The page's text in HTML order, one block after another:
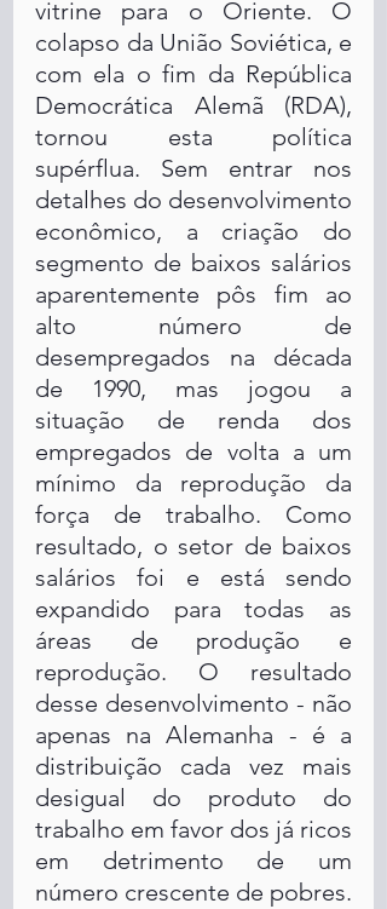
vitrine para o Oriente. O
colapso da União Soviética, e
com ela o fim da República
Democrática Alemã (RDA),
tornou esta política
supérflua. Sem entrar nos
detalhes do desenvolvimento
econômico, a criação do
segmento de baixos salários
aparentemente pôs fim ao
alto número de
desempregados na década
de 1990, mas jogou a
situação de renda dos
empregados de volta a um
mínimo da reprodução da
força de trabalho. Como
resultado, o setor de baixos
salários foi e está sendo
expandido para todas as
áreas de produção e
reprodução. O resultado
desse desenvolvimento - não
apenas na Alemanha - é a
distribuição cada vez mais
desigual do produto do
trabalho em favor dos já ricos
em detrimento de um
número crescente de pobres.